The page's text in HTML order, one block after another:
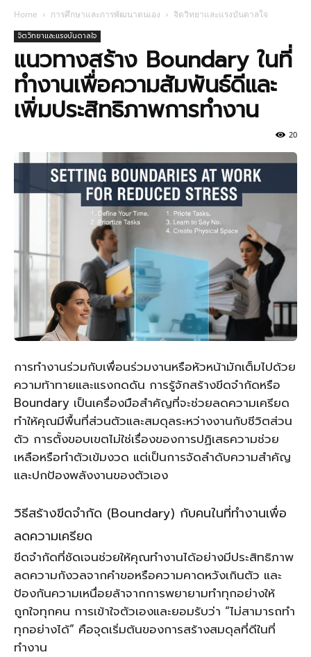
Home การศึกษาและการพัฒนาตนเอง จิตวิทยาและแรงบันดาลใจ
จิตวิทยาและแรงบันดาลใจ
แนวทางสร้าง Boundary ในที่
ทำงานเพื่อความสัมพันธ์ดีและ
เพิ่มประสิทธิภาพการทำงาน
20
การทำงานร่วมกับเพื่อนร่วมงานหรือหัวหน้ามักเต็มไปด้วย
ความท้าทายและแรงกดดัน การรู้จักสร้างขีดจำกัดหรือ
Boundary เป็นเครื่องมือสำคัญที่จะช่วยลดความเครียด
ทำให้คุณมีพื้นที่ส่วนตัวและสมดุลระหว่างงานกับชีวิตส่วน
ตัว การตั้งขอบเขตไม่ใช่เรื่องของการปฏิเสธความช่วย
เหลือหรือทำตัวเข้มงวด แต่เป็นการจัดลำดับความสำคัญ
และปกป้องพลังงานของตัวเอง
วิธีสร้างขีดจำกัด (Boundary) กับคนในที่ทำงานเพื่อ
ลดความเครียด
ขีดจำกัดที่ชัดเจนช่วยให้คุณทำงานได้อย่างมีประสิทธิภาพ
ลดความกังวลจากคำขอหรือความคาดหวังเกินตัว และ
ป้องกันความเหนื่อยล้าจากการพยายามทำทุกอย่างให้
ถูกใจทุกคน การเข้าใจตัวเองและยอมรับว่า “ไม่สามารถทำ
ทุกอย่างได้” คือจุดเริ่มต้นของการสร้างสมดุลที่ดีในที่
ทำงาน